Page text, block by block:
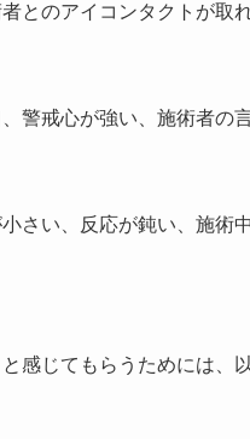
とのアイコンタクトが取
警戒心が強い、施術者の
さい、反応が鈍い、施術
感じてもらうためには、